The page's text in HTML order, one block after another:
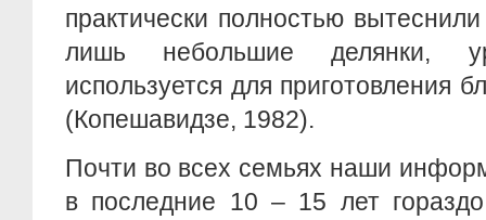
практически полностью
лишь небольшие делянки,
используется для приготовления
(Копешавидзе, 1982).
Почти во всех семьях наши
в последние 10 – 15 лет